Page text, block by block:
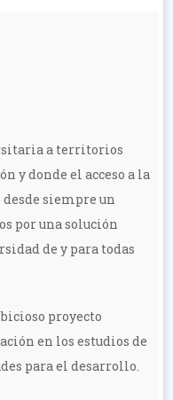
a territorios
y donde el acceso a la
siempre un
por una solución
de y para todas
proyecto
en los estudios de
para el desarrollo.